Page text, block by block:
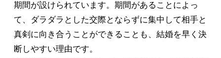
期間が設けられています。期間があることによっ
て、ダラダラとした交際とならずに集中して相手と
真剣に向き合うことができることも、結婚を早く決
断しやすい理由です。